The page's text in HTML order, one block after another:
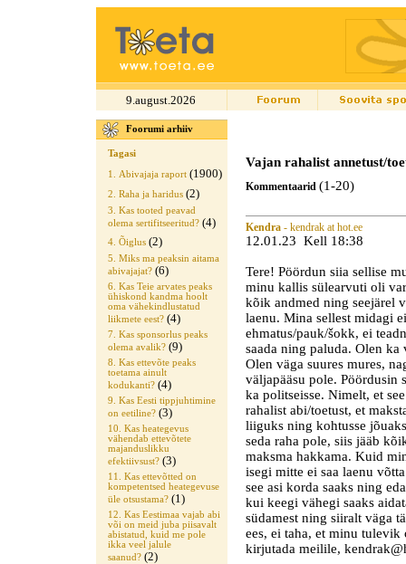
9.august.2026
Foorumi arhiiv
Tagasi
1. Abivajaja raport (1900)
2. Raha ja haridus (2)
3. Kas tooted peavad
olema sertifitseeritud? (4)
4. Õiglus (2)
5. Miks ma peaksin aitama
abivajajat? (6)
6. Kas Teie arvates peaks
ühiskond kandma hoolt
oma vähekindlustatud
liikmete eest? (4)
7. Kas sponsorlus peaks
olema avalik? (9)
8. Kas ettevõte peaks
toetama ainult
kodukanti? (4)
9. Kas Eesti tippjuhtimine
on eetiline? (3)
10. Kas heategevus
vähendab ettevõtete
majanduslikku
efektiivsust? (3)
11. Kas ettevõtted on
kompetentsed heategevuse
üle otsustama? (1)
12. Kas Eestimaa vajab abi
või on meid juba piisavalt
abistatud, kuid me pole
ikka veel jalule
saanud? (2)
Vajan rahalist annetust/
Kommentaarid (1-20)
Kendra - kendrak at hot.ee
12.01.23 Kell 18:38
Tere! Pöördun siia sellise
minu kallis sülearvuti oli
kõik andmed ning seejärel
laenu. Mina sellest midagi
ehmatus/pauk/šokk, ei
saada ning paluda. Olen
Olen väga suures mures,
väljapääsu pole. Pöördusin
ka politseisse. Nimelt, et
rahalist abi/toetust, et
liiguks ning kohtusse
seda raha pole, siis jääb
maksma hakkama. Kuid
isegi mitte ei saa laenu
see asi korda saaks ning
kui keegi vähegi saaks
südamest ning siiralt väga
ees, ei taha, et minu
kirjutada meilile,